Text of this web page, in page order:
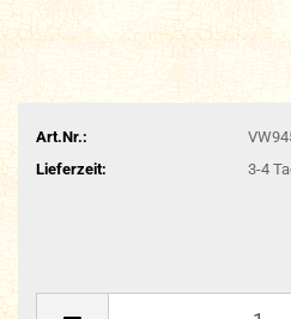
Art.Nr.:
Lieferzeit:
3-4